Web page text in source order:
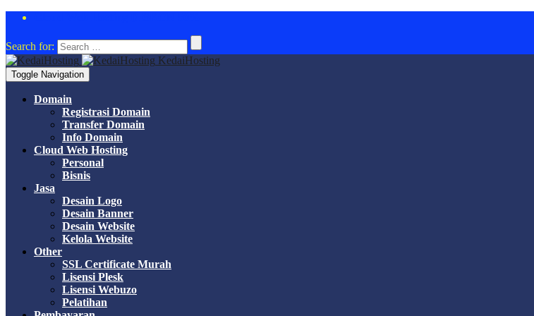
Search for:
KedaiHosting
Toggle Navigation
Domain
Registrasi Domain
Transfer Domain
Info Domain
Cloud Web Hosting
Personal
Bisnis
Jasa
Desain Logo
Desain Banner
Desain Website
Kelola Website
Other
SSL Certificate Murah
Lisensi Plesk
Lisensi Webuzo
Pelatihan